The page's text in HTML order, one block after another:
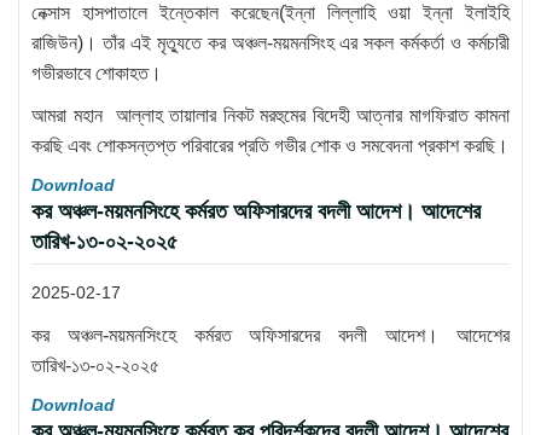
নেক্সাস হাসপাতালে ইন্তেকাল করেছেন(ইন্না লিল্লাহি ওয়া ইন্না ইলাইহি
রাজিউন)। তাঁর এই মৃত্যুতে কর অঞ্চল-ময়মনসিংহ এর সকল কর্মকর্তা ও কর্মচারী
গভীরভাবে শোকাহত।
আমরা মহান আল্লাহ তায়ালার নিকট মরহুমের বিদেহী আত্নার মাগফিরাত কামনা
করছি এবং শোকসন্তপ্ত পরিবারের প্রতি গভীর শোক ও সমবেদনা প্রকাশ করছি।
Download
কর অঞ্চল-ময়মনসিংহে কর্মরত অফিসারদের বদলী আদেশ। আদেশের
তারিখ-১৩-০২-২০২৫
2025-02-17
কর অঞ্চল-ময়মনসিংহে কর্মরত অফিসারদের বদলী আদেশ। আদেশের
তারিখ-১৩-০২-২০২৫
Download